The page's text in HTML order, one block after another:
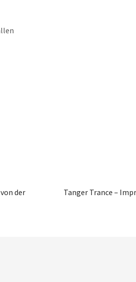
der
Tanger Trance –